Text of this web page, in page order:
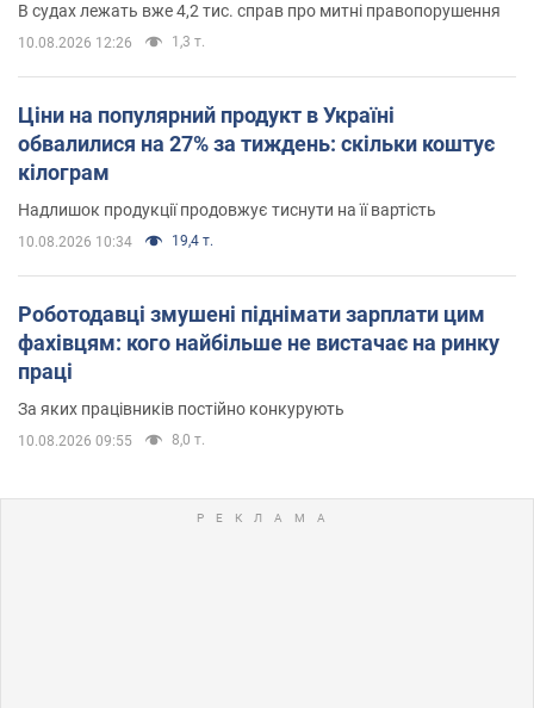
В судах лежать вже 4,2 тис. справ про митні правопорушення
10.08.2026 12:26 1,3 т.
Ціни на популярний продукт в Україні
обвалилися на 27% за тиждень: скільки коштує
кілограм
Надлишок продукції продовжує тиснути на її вартість
10.08.2026 10:34 19,4 т.
Роботодавці змушені піднімати зарплати цим
фахівцям: кого найбільше не вистачає на ринку
праці
За яких працівників постійно конкурують
10.08.2026 09:55 8,0 т.